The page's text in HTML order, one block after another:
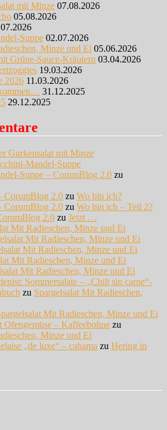
mit Minze 07.08.2026
05.08.2026
Suppe 02.07.2026
Minze und Ei 05.06.2026
Grüne-Sauce-Kräutern 03.04.2026
19.03.2026
2026 11.03.2026
31.12.2025
29.12.2025
Gurkensalat mit Minze
Mandel-Suppe
Suppe – CorumBlog 2.0 zu
CorumBlog 2.0 zu Wo bin ich?
CorumBlog 2.0 zu Wo bin ich – Teil 2?
2.0 zu Jetzt …
Mit Radieschen, Minze und Ei
Mit Radieschen, Minze und Ei
Mit Radieschen, Minze und Ei
Mit Radieschen, Minze und Ei
Mit Radieschen, Minze und Ei
Sommersalate – „Chili sin carne“-
zu Spargelsalat Mit Radieschen,
Mit Radieschen, Minze und Ei
Ofengemüse – Kaffeebohne zu
Minze und Ei
„de luxe“ – cahama zu Hering in